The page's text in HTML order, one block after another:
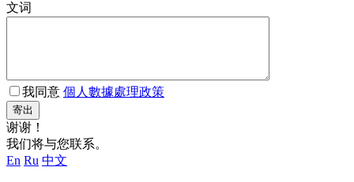
文词
我同意 個人數據處理政策
寄出
谢谢！
我们将与您联系。
En Ru 中文